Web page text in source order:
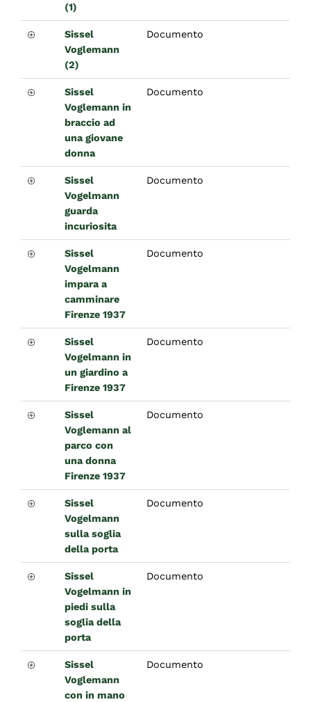
(1)
Sissel
Voglemann
(2)
Documento
Sissel
Voglemann in
braccio ad
una giovane
donna
Documento
Sissel
Vogelmann
guarda
incuriosita
Documento
Sissel
Vogelmann
impara a
camminare
Firenze 1937
Documento
Sissel
Vogelmann in
un giardino a
Firenze 1937
Documento
Sissel
Voglemann al
parco con
una donna
Firenze 1937
Documento
Sissel
Vogelmann
sulla soglia
della porta
Documento
Sissel
Vogelmann in
piedi sulla
soglia della
porta
Documento
Sissel
Voglemann
con in mano
Documento